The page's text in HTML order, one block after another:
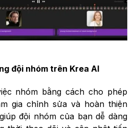
đội nhóm trên Krea AI
nhóm bằng cách cho phép
gia chỉnh sửa và hoàn thiện
đội nhóm của bạn dễ dàng